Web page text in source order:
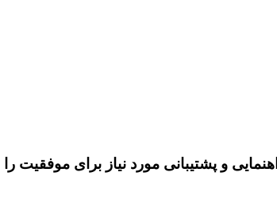
و پشتیبانی مورد نیاز برای موفقیت را